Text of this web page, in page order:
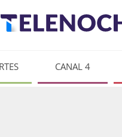
CANAL 4